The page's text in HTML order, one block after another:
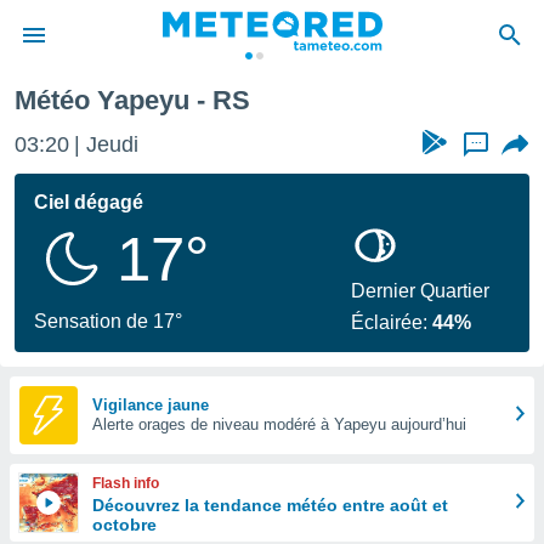
de
Météo Yapeyu - RS
03:20 Jeudi ...
Ciel dégagé
17°
Sensation de 17°
Dernier Quartier
Éclairée:44%
Vigilance jaune
Alerte orages de niveau modéré à Yapeyu aujourd’hui
Flash info
Découvrez la tendance météo entre août et
octobre